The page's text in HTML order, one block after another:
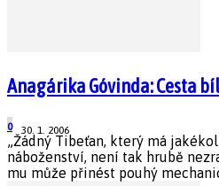
Anagárika Góvinda: Cesta
30. 1. 2006
0
„Žádný Tibeťan, který má
náboženství, není tak hrubě
mu může přinést pouhý